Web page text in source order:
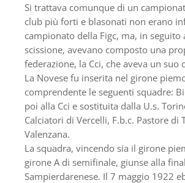
Si trattava comunque di un
club più forti e blasonati non erano
campionato della Figc, ma, in seguito
scissione, avevano composto una
federazione, la Cci, che aveva un suo
La Novese fu inserita nel girone
comprendente le seguenti squadre:
poi alla Cci e sostituita dalla U.s.
Calciatori di Vercelli, F.b.c. Pastore di
Valenzana.
La squadra, vincendo sia il girone
girone A di semifinale, giunse alla
Sampierdarenese. Il 7 maggio 1922